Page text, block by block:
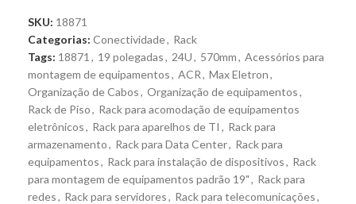
SKU: 18871
Categorias: Conectividade, Rack
Tags: 18871 , 19 polegadas, 24U, 570mm, Acessórios para
montagem de equipamentos, ACR, Max Eletron,
Organização de Cabos, Organização de equipamentos,
Rack de Piso, Rack para acomodação de equipamentos
eletrônicos, Rack para aparelhos de TI , Rack para
armazenamento, Rack para Data Center, Rack para
equipamentos, Rack para instalação de dispositivos, Rack
para montagem de equipamentos padrão 19", Rack para
redes, Rack para servidores, Rack para telecomunicações,